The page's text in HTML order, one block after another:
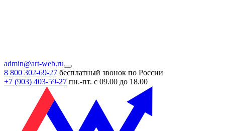
admin@art-web.ru
8 800 302-69-27 бесплатный звонок по России
+7 (903) 403-59-27 пн.-пт. с 09.00 до 18.00